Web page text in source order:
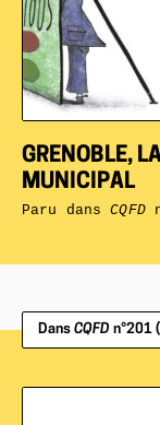
GRENOBLE,
MUNICIPAL
Paru dansCQFD
Dans CQFD n°201